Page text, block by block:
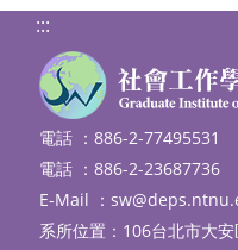
:::
電話 ：886-2-77495531
電話 ：886-2-23687736
E-Mail ：
系所位置：106台北市大